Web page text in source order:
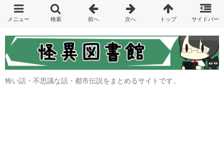
怖い話・不思議な話・都市伝説をまとめるサイトです。